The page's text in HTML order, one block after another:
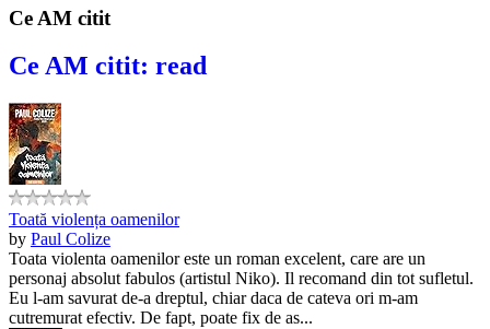
Ce AM citit
Ce AM citit: read
Toată violența oamenilor
by Paul Colize
Toata violenta oamenilor este un roman excelent, care are un
personaj absolut fabulos (artistul Niko). Il recomand din tot sufletul.
Eu l-am savurat de-a dreptul, chiar daca de cateva ori m-am
cutremurat efectiv. De fapt, poate fix de as...